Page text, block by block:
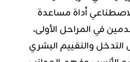
أداة مساعدة
في المراحل الأولى،
والتقييم البشري